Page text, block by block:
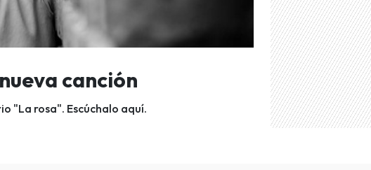
canción
"La rosa". Escúchalo aquí.